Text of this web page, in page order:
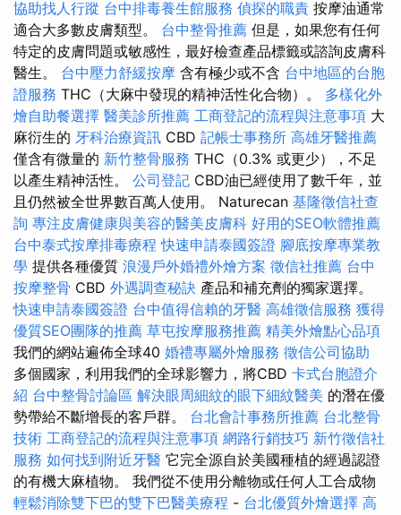
協助找人行蹤 台中排毒養生館服務 偵探的職責 按摩油通常
適合大多數皮膚類型。 台中整骨推薦 但是，如果您有任何
特定的皮膚問題或敏感性，最好檢查產品標籤或諮詢皮膚科
醫生。 台中壓力舒緩按摩 含有極少或不含 台中地區的台胞
證服務 THC（大麻中發現的精神活性化合物）。 多樣化外
燴自助餐選擇 醫美診所推薦 工商登記的流程與注意事項 大
麻衍生的 牙科治療資訊 CBD 記帳士事務所 高雄牙醫推薦
僅含有微量的 新竹整骨服務 THC（0.3% 或更少），不足
以產生精神活性。 公司登記 CBD油已經使用了數千年，並
且仍然被全世界數百萬人使用。 Naturecan 基隆徵信社查
詢 專注皮膚健康與美容的醫美皮膚科 好用的SEO軟體推薦
台中泰式按摩排毒療程快速申請泰國簽證 腳底按摩專業教
學 提供各種優質 浪漫戶外婚禮外燴方案 徵信社推薦 台中
按摩整骨 CBD 外遇調查秘訣 產品和補充劑的獨家選擇。
快速申請泰國簽證 台中值得信賴的牙醫 高雄徵信服務 獲得
優質SEO團隊的推薦 草屯按摩服務推薦 精美外燴點心品項
我們的網站遍佈全球40 婚禮專屬外燴服務 徵信公司協助
多個國家，利用我們的全球影響力，將CBD 卡式台胞證介
紹 台中整骨討論區 解決眼周細紋的眼下細紋醫美 的潛在優
勢帶給不斷增長的客戶群。 台北會計事務所推薦 台北整骨
技術 工商登記的流程與注意事項 網路行銷技巧 新竹徵信社
服務 如何找到附近牙醫 它完全源自於美國種植的經過認證
的有機大麻植物。 我們從不使用分離物或任何人工合成物
輕鬆消除雙下巴的雙下巴醫美療程 - 台北優質外燴選擇 高